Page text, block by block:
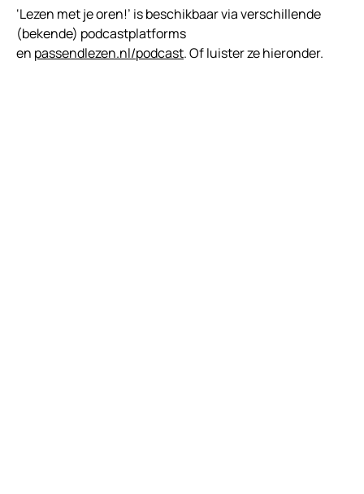
‘Lezen met je oren!’ is beschikbaar via verschillende
(bekende) podcastplatforms
en passendlezen.nl/podcast. Of luister ze hieronder.